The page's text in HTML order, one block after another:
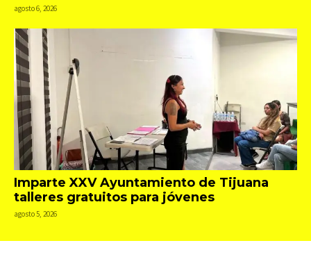
agosto 6, 2026
Imparte XXV Ayuntamiento de Tijuana
talleres gratuitos para jóvenes
agosto 5, 2026